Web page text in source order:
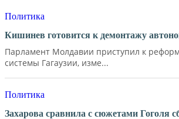
Политика
Кишинев готовится к демонтажу
Парламент Молдавии приступил к
системы Гагаузии, изме...
Политика
Захарова сравнила с сюжетами Гоголя